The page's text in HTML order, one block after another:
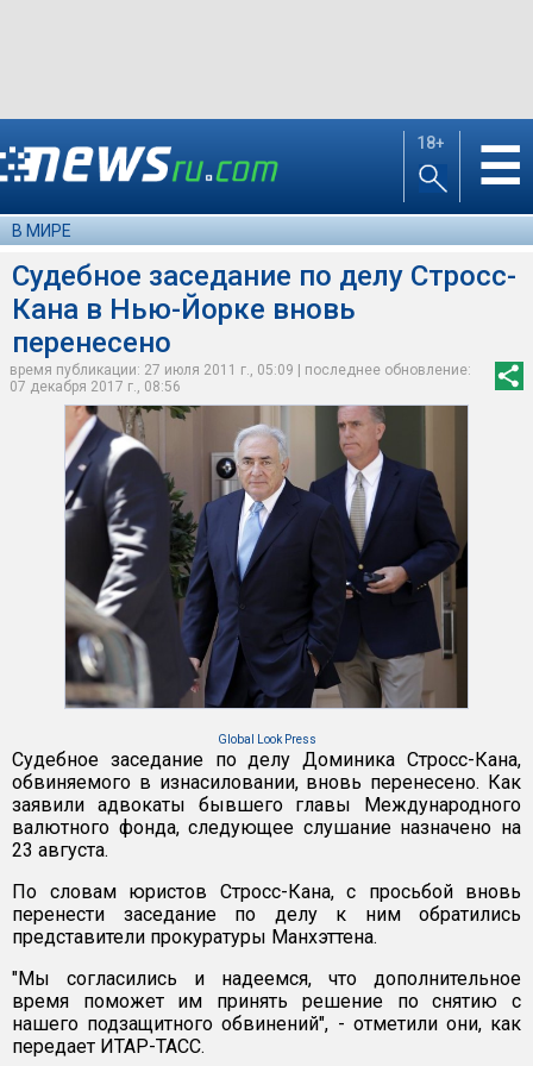
18+ ☰
В МИРЕ
Судебное заседание по делу Стросс-
Кана в Нью-Йорке вновь
перенесено
время публикации: 27 июля 2011 г., 05:09 | последнее обновление:
07 декабря 2017 г., 08:56
Global Look Press
Судебное заседание по делу Доминика Стросс-Кана,
обвиняемого в изнасиловании, вновь перенесено. Как
заявили адвокаты бывшего главы Международного
валютного фонда, следующее слушание назначено на
23 августа.
По словам юристов Стросс-Кана, с просьбой вновь
перенести заседание по делу к ним обратились
представители прокуратуры Манхэттена.
"Мы согласились и надеемся, что дополнительное
время поможет им принять решение по снятию с
нашего подзащитного обвинений", - отметили они, как
передает ИТАР-ТАСС.